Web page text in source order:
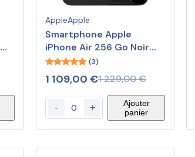
AppleApple
Smartphone Apple
iPhone Air 256 Go Noir
sidéral
out of 5
(3)
1 229,00€
1 109,00€
- +
Ajouter
panier